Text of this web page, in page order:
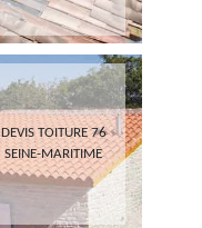
DEVIS TOITURE 76
SEINE-MARITIME